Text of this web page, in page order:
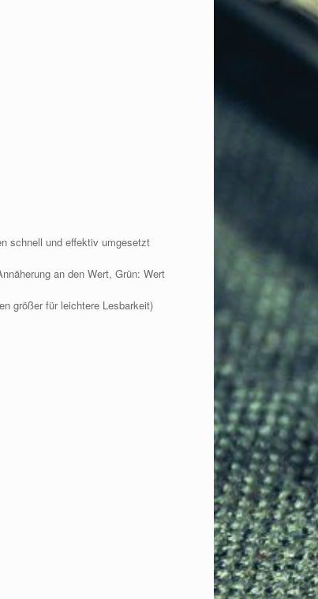
schnell und effektiv umgesetzt
an den Wert, Grün: Wert
größer für leichtere Lesbarkeit)